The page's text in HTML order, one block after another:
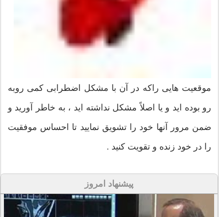
موقعیت هایی راكه در آن با مشكل اضطرابی كمی روبه
رو بوده اید و یا اصلاً مشكل نداشته اید ، به خاطر آورید و
ضمن مرور آنها خود را تشویق نمایید تا احساس موفقیت
را در خود زنده و تقویت كنید .
پیشنهاد امروز